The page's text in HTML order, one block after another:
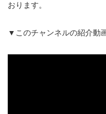
おります。
▼このチャンネルの紹介動